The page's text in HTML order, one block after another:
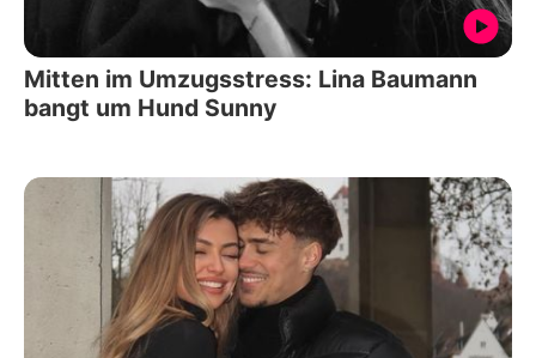
Mitten im Umzugsstress: Lina Baumann
bangt um Hund Sunny